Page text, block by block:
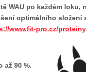
WAU po každém loku,
optimálního složení
www.fit-pro.cz/
až 90 %.